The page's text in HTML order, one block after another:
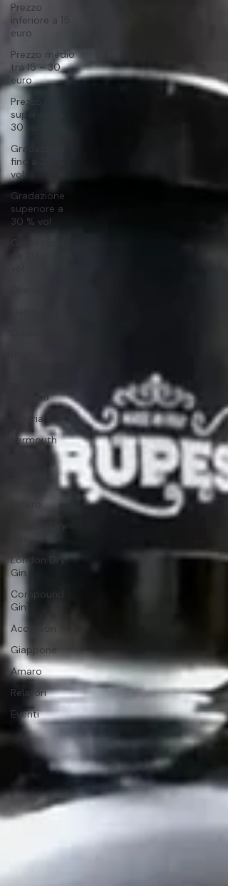
Prezzo
inferiore a 15
euro
Prezzo medio
tra 15 - 30
euro
Prezzo
superiore a
30 euro
Gradazione
fino a 20 %
vol
Gradazione
superiore a
30 % vol
Svizzera
Austria
Vermouth
Distilled Dry
London Dry
Gin
Compound
Gin
Accessori
Giappone
Amaro
Relatori
Eventi